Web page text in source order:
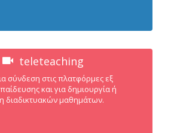
teleteaching
σύνδεση στις πλατφόρμες εξ
και για δημιουργία ή
διαδικτυακών μαθημάτων.